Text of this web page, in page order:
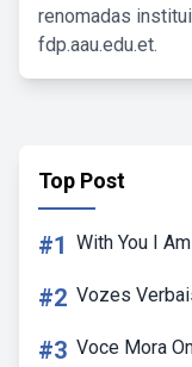
renomadas
fdp.aau.edu.et.
Top Post
#1 With You I
#2 Vozes
#3 Voce Mora